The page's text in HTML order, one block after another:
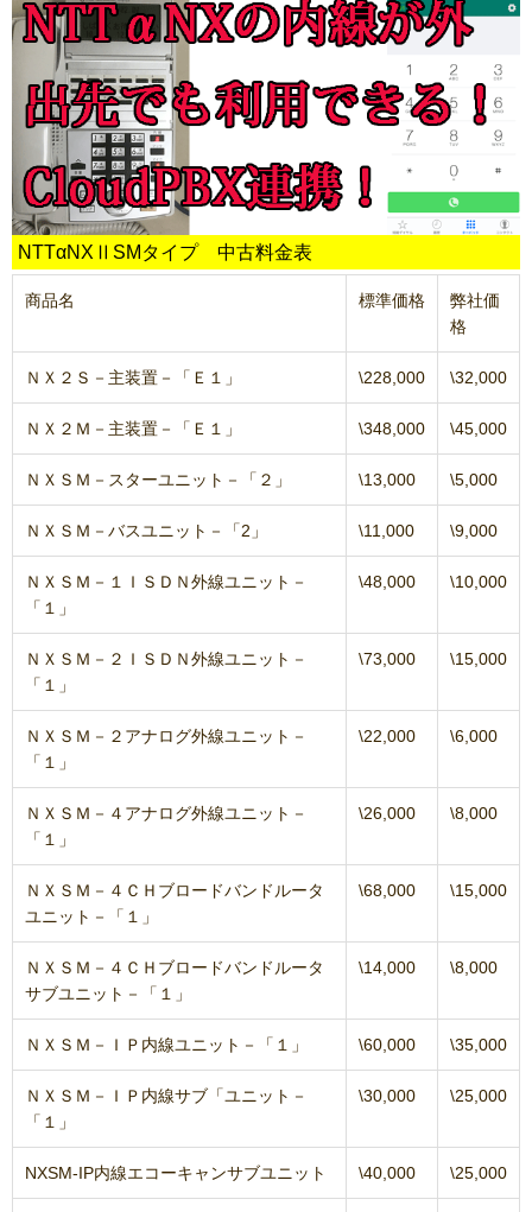
NTTαNXⅡSMタイプ 中古料金表
商品名 標準価格
弊社価
格
ＮＸ２Ｓ－主装置－「Ｅ１」 \228,000 \32,000
ＮＸ２Ｍ－主装置－「Ｅ１」 \348,000 \45,000
ＮＸＳＭ－スターユニット－「２」 \13,000 \5,000
ＮＸＳＭ－バスユニット－「2」 \11,000 \9,000
ＮＸＳＭ－１ＩＳＤＮ外線ユニット－
「１」
\48,000 \10,000
ＮＸＳＭ－２ＩＳＤＮ外線ユニット－
「１」
\73,000 \15,000
ＮＸＳＭ－２アナログ外線ユニット－
「１」
\22,000 \6,000
ＮＸＳＭ－４アナログ外線ユニット－
「１」
\26,000 \8,000
ＮＸＳＭ－４ＣＨブロードバンドルータ
ユニット－「１」
\68,000 \15,000
ＮＸＳＭ－４ＣＨブロードバンドルータ
サブユニット－「１」
\14,000 \8,000
ＮＸＳＭ－ＩＰ内線ユニット－「１」 \60,000 \35,000
ＮＸＳＭ－ＩＰ内線サブ「ユニット－
「１」
\30,000 \25,000
NXSM-IP内線エコーキャンサブユニット \40,000 \25,000